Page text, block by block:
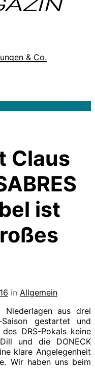
& Co.
Claus
ist
in Allgemein
aus drei
gestartet und
DRS-Pokals keine
und die DONECK
klare Angelegenheit
Wir haben uns beim